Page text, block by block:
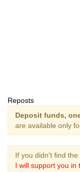
Reposts
Deposit funds,
are available only
If you didn't find
I will support you in